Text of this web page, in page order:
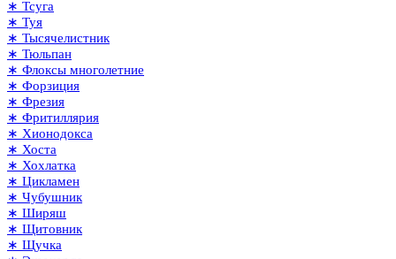
∗ Тсуга
∗ Туя
∗ Тысячелистник
∗ Тюльпан
∗ Флоксы многолетние
∗ Форзиция
∗ Фрезия
∗ Фритиллярия
∗ Хионодокса
∗ Хоста
∗ Хохлатка
∗ Цикламен
∗ Чубушник
∗ Ширяш
∗ Щитовник
∗ Щучка